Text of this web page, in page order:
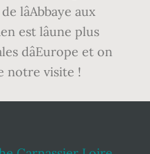
lâAbbaye aux
est lâune plus
dâEurope et on
notre visite !